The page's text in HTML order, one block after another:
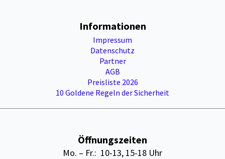
Informationen
Impressum
Datenschutz
Partner
AGB
Preisliste 2026
10 Goldene Regeln der Sicherheit
Öffnungszeiten
Mo. – Fr.: 10-13, 15-18 Uhr